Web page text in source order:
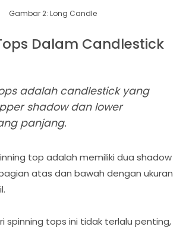
Gambar 2: Long Candle
Dalam Candlestick
adalah candlestick yang
shadow dan lower
panjang.
top adalah memiliki dua shadow
atas dan bawah dengan ukuran
spinning tops ini tidak terlalu penting,